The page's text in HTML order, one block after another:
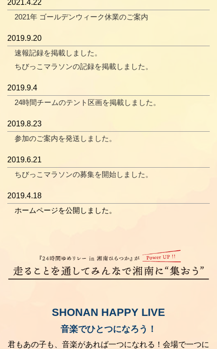
2021.4.22
2021年 ゴールデンウィーク休業のご案内
2019.9.20
速報記録を掲載しました。
ちびっこマラソンの記録を掲載しました。
2019.9.4
24時間チームのテント区画を掲載しました。
2019.8.23
参加のご案内を発送しました。
2019.6.21
ちびっこマラソンの募集を開始しました。
2019.4.18
ホームページを公開しました。
SHONAN HAPPY LIVE
音楽でひとつになろう！
君もあの子も、音楽があれば一つになれる！会場で一つに